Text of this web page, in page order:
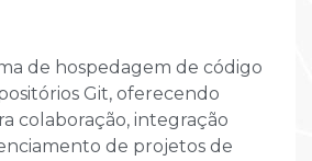
de hospedagem de código
Git, oferecendo
colaboração, integração
de projetos de